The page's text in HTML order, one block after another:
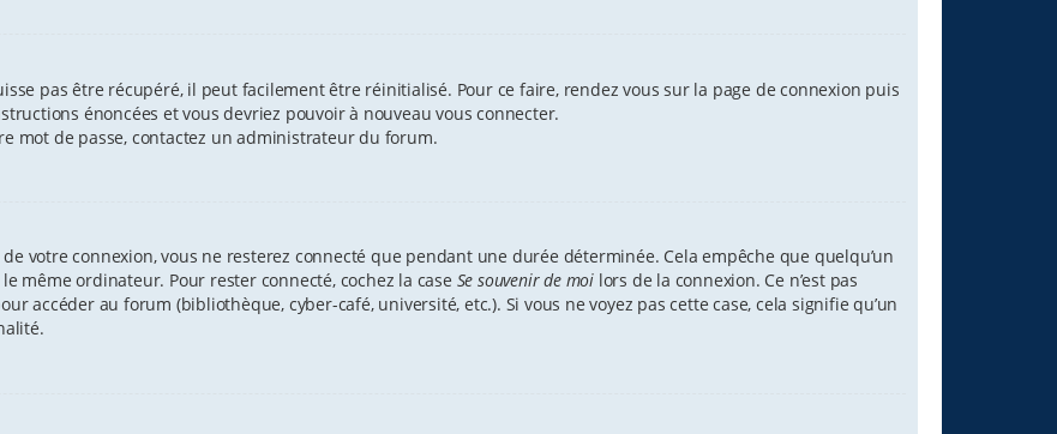
pas être récupéré, il peut facilement être réinitialisé. Pour ce faire, rendez vous sur la page de connexion puis
énoncées et vous devriez pouvoir à nouveau vous connecter.
mot de passe, contactez un administrateur du forum.
votre connexion, vous ne resterez connecté que pendant une durée déterminée. Cela empêche que quelqu’un
même ordinateur. Pour rester connecté, cochez la case Se souvenir de moi lors de la connexion. Ce n’est pas
accéder au forum (bibliothèque, cyber-café, université, etc.). Si vous ne voyez pas cette case, cela signifie qu’un